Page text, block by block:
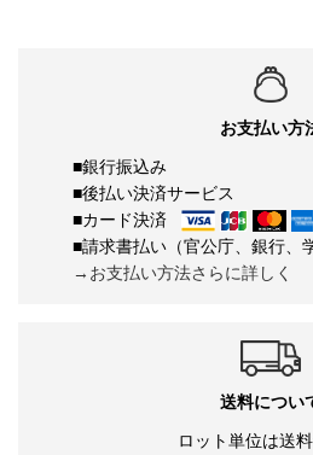
お支払い方
■銀行振込み
■後払い決済サービス
■カード決済
■請求書払い（官公庁、銀行、
→お支払い方法さらに詳しく
送料につい
ロット単位は送料